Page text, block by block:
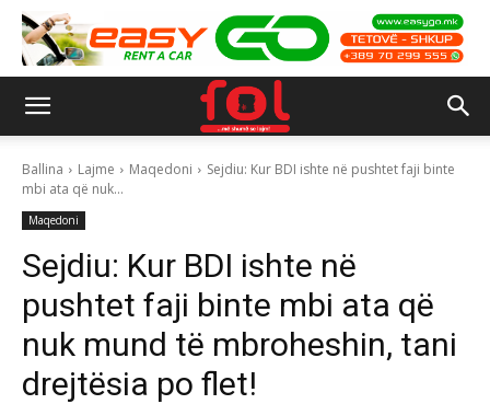
Ballina Lajme Maqedoni
Sejdiu: Kur BDI ishte në pushtet faji binte
mbi ata që nuk...
Maqedoni
Sejdiu: Kur BDI ishte në
pushtet faji binte mbi ata që
nuk mund të mbroheshin, tani
drejtësia po flet!